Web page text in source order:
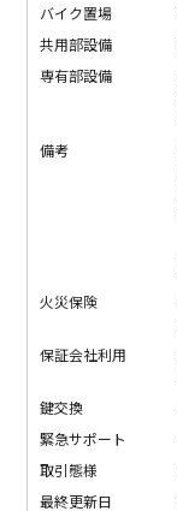
バイク置場
共用部設備
専有部設備
備考
火災保険
保証会社利用
鍵交換
緊急サポート
取引態様
最終更新日